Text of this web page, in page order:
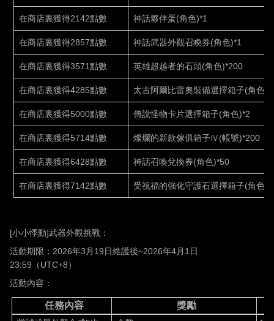
在商店裏獲得2142點數 神話夥伴蛋(角色)*1
在商店裏獲得2857點數 神話武器外觀召喚券(角色)*1
在商店裏獲得3571點數 英雄超越者的石頭(角色)*200
在商店裏獲得4285點數 太古阿爾比雷奧裝備選擇箱子(角色
在商店裏獲得5000點數 傳說怪物卡片選擇箱子(角色)*2
在商店裏獲得5714點數 燦爛的新款傢俱箱子Ⅳ(帳號)*200
在商店裏獲得6428點數 神話召喚兌換券(角色)*50
在商店裏獲得7142點數 受祝福的強化守護石選擇箱子(角色
[小小悸動]武器外觀挑戰：
活動期限： 2026年3 月 19日維護後~2026年4月 1 日
23:59 （UTC+8）
活動內容：
任務內容 獎勵